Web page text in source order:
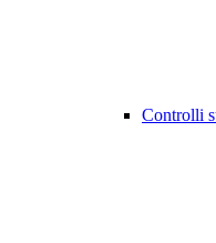
Controlli